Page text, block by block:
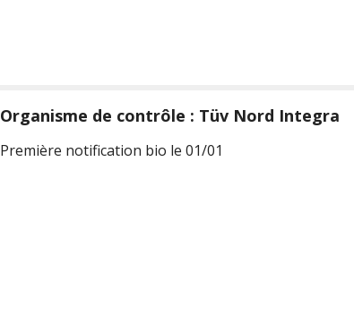
Organisme de contrôle : Tüv Nord Integra
Première notification bio le 01/01